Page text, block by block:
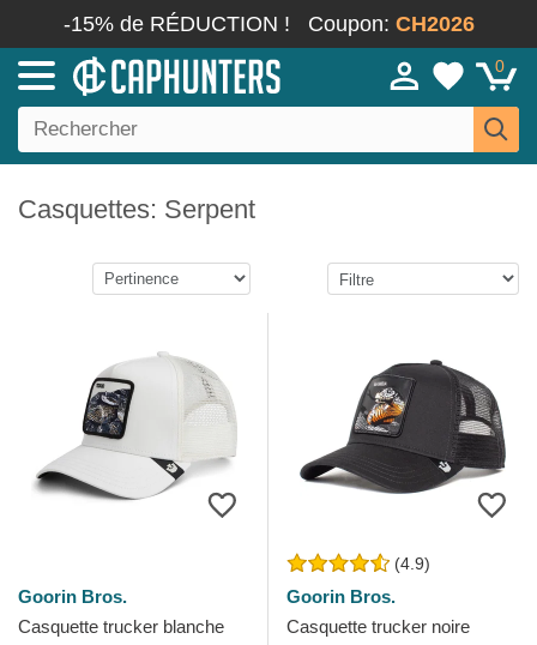
-15% de RÉDUCTION ! Coupon: CH2026
0
Casquettes: Serpent
Goorin Bros.
Casquette trucker blanche
(4.9)
Goorin Bros.
Casquette trucker noire